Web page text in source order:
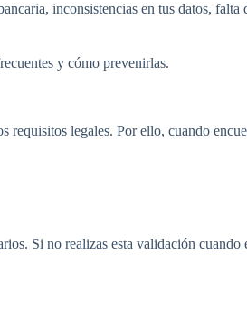
inconsistencias en tus datos,
y cómo prevenirlas.
legales. Por ello, cuando
Si no realizas esta validación